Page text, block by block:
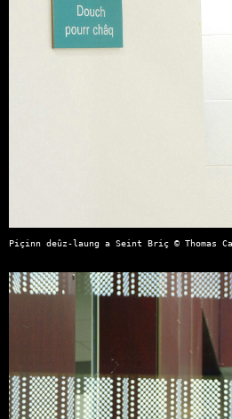
Piçinn deûz-laung a Seint Briç © Thomas